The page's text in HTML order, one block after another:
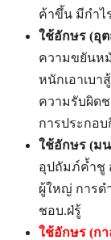
ค้าขึ้น มีกำไ
ใช้อักษร (อุ
ความขยันห
หนักเอาเบ
ความรับผิด
การประกอบ
ใช้อักษร (ม
อุปถัมภ์ค้ำชู
ผู้ใหญ่ การด
ชอบ.ฝ่รู้
ใช้อักษร (ก